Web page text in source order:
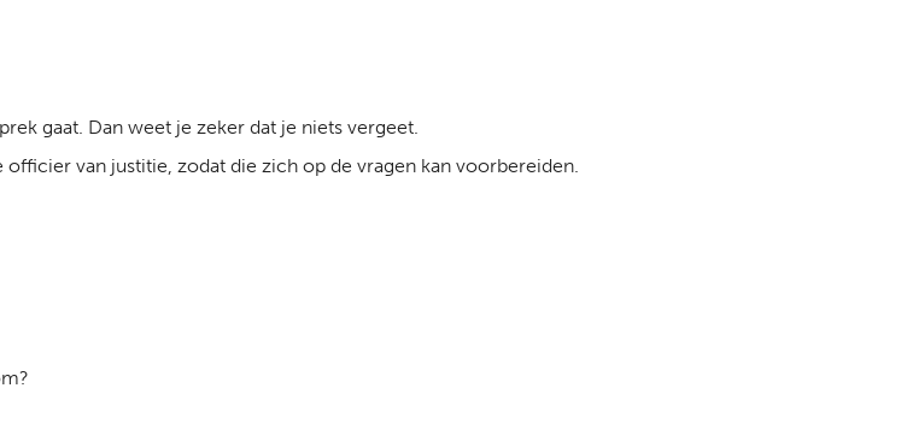
gaat. Dan weet je zeker dat je niets vergeet.
van justitie, zodat die zich op de vragen kan voorbereiden.